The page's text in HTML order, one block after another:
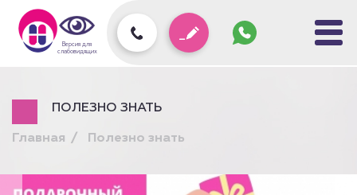
Версия для
слабовидящих
ПОЛЕЗНО ЗНАТЬ
Главная Полезно знать